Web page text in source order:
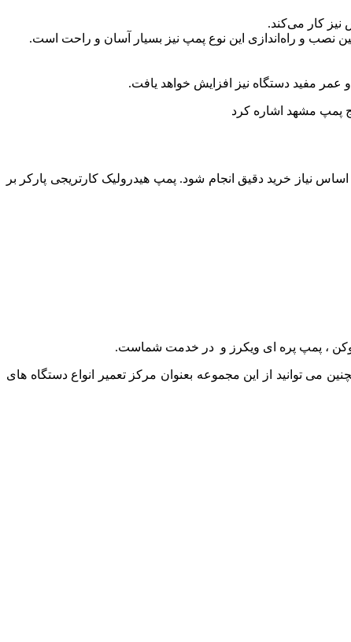
نیز کار می‌کند.
نصب و راه‌اندازی این نوع پمپ نیز بسیار آسان و راحت است.
عمر مفید دستگاه نیز افزایش خواهد یافت.
پمپ مشهد اشاره کرد
نیاز خرید دقیق انجام شود. پمپ هیدرولیک کارتریجی پارکر بر
، پمپ پره ای ویکرز و در خدمت شماست.
می توانید از این مجموعه بعنوان مرکز تعمیر انواع دستگاه های